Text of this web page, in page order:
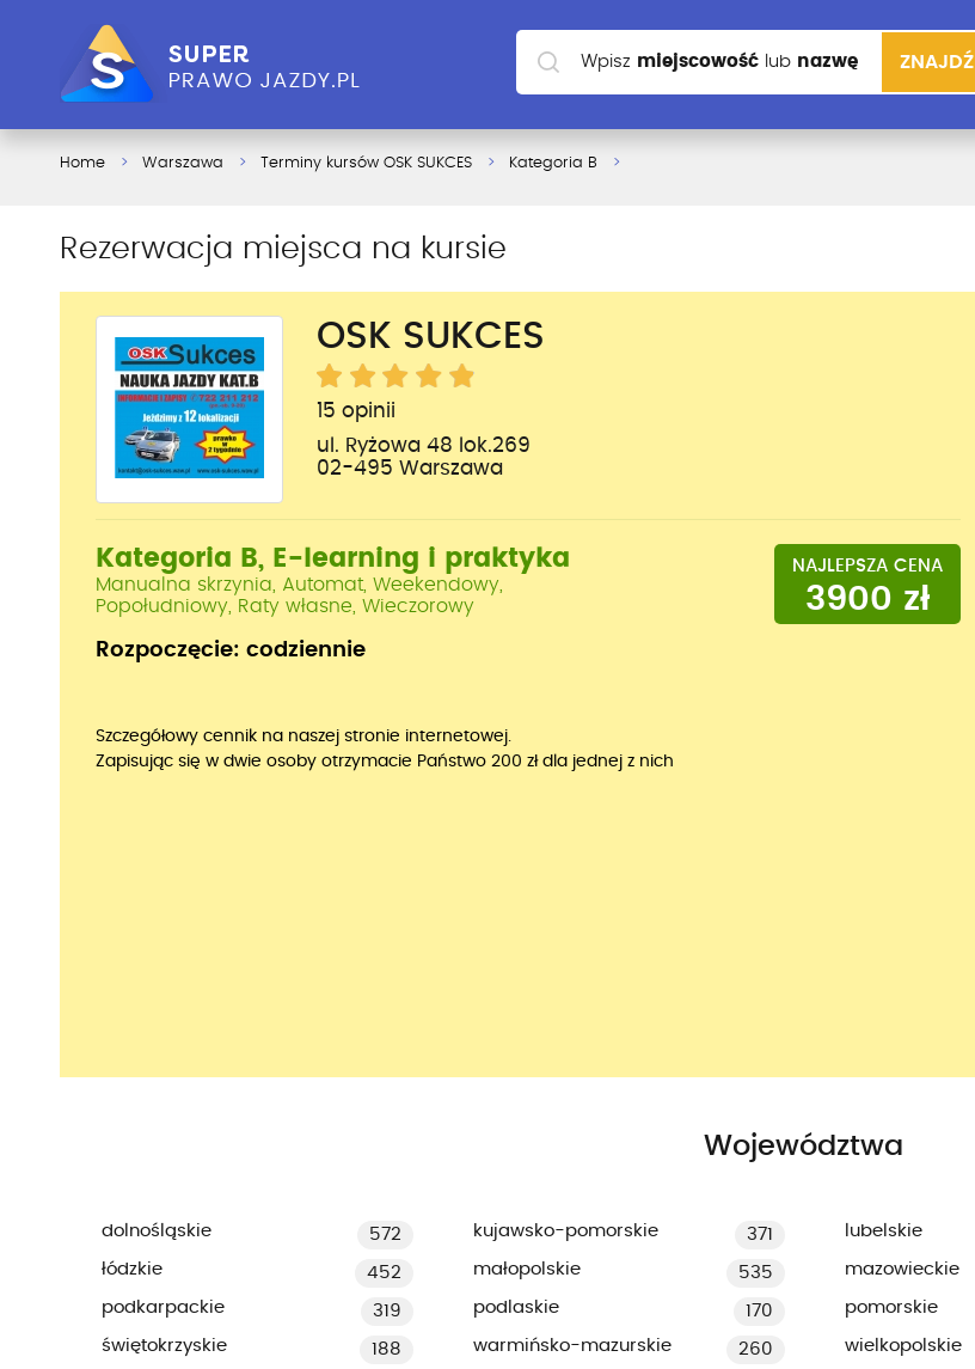
Wpisz miejscowość lub nazwę
szkoły
ZNAJDŹ
Home Warszawa Terminy kursów OSK SUKCES Kategoria B
Rezerwacja miejsca na kursie
OSK SUKCES
15 opinii
ul. Ryżowa 48 lok.269
02-495 Warszawa
NAJLEPSZA CENA
3900 zł
Kategoria B, E-learning i praktyka
Manualna skrzynia, Automat, Weekendowy,
Popołudniowy, Raty własne, Wieczorowy
Rozpoczęcie: codziennie
Szczegółowy cennik na naszej stronie internetowej.
Zapisując się w dwie osoby otrzymacie Państwo 200 zł dla jednej z nich
Województwa
dolnośląskie 572 kujawsko-pomorskie 371 lubelskie
łódzkie
452 małopolskie 535 mazowieckie
podkarpackie
319 podlaskie 170 pomorskie
świętokrzyskie
188 warmińsko-mazurskie 260 wielkopolskie